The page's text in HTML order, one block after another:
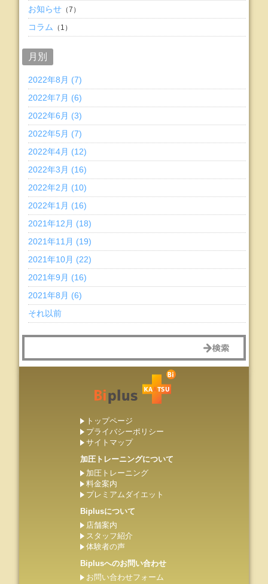
お知らせ （7）
コラム （1）
月別
2022年8月 (7)
2022年7月 (6)
2022年6月 (3)
2022年5月 (7)
2022年4月 (12)
2022年3月 (16)
2022年2月 (10)
2022年1月 (16)
2021年12月 (18)
2021年11月 (19)
2021年10月 (22)
2021年9月 (16)
2021年8月 (6)
それ以前
トップページ
プライバシーポリシー
サイトマップ
加圧トレーニングについて
加圧トレーニング
料金案内
プレミアムダイエット
Biplusについて
店舗案内
スタッフ紹介
体験者の声
Biplusへのお問い合わせ
お問い合わせフォーム